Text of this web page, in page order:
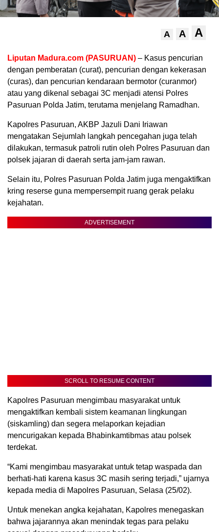
A A A
Liputan Madura.com (PASURUAN) – Kasus pencurian
dengan pemberatan (curat), pencurian dengan kekerasan
(curas), dan pencurian kendaraan bermotor (curanmor)
atau yang dikenal sebagai 3C menjadi atensi Polres
Pasuruan Polda Jatim, terutama menjelang Ramadhan.
Kapolres Pasuruan, AKBP Jazuli Dani Iriawan
mengatakan Sejumlah langkah pencegahan juga telah
dilakukan, termasuk patroli rutin oleh Polres Pasuruan dan
polsek jajaran di daerah serta jam-jam rawan.
Selain itu, Polres Pasuruan Polda Jatim juga mengaktifkan
kring reserse guna mempersempit ruang gerak pelaku
kejahatan.
ADVERTISEMENT
SCROLL TO RESUME CONTENT
Kapolres Pasuruan mengimbau masyarakat untuk
mengaktifkan kembali sistem keamanan lingkungan
(siskamling) dan segera melaporkan kejadian
mencurigakan kepada Bhabinkamtibmas atau polsek
terdekat.
“Kami mengimbau masyarakat untuk tetap waspada dan
berhati-hati karena kasus 3C masih sering terjadi,” ujarnya
kepada media di Mapolres Pasuruan, Selasa (25/02).
Untuk menekan angka kejahatan, Kapolres menegaskan
bahwa jajarannya akan menindak tegas para pelaku